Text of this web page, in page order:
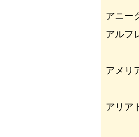
アニー
アルフ
アメリ
アリア